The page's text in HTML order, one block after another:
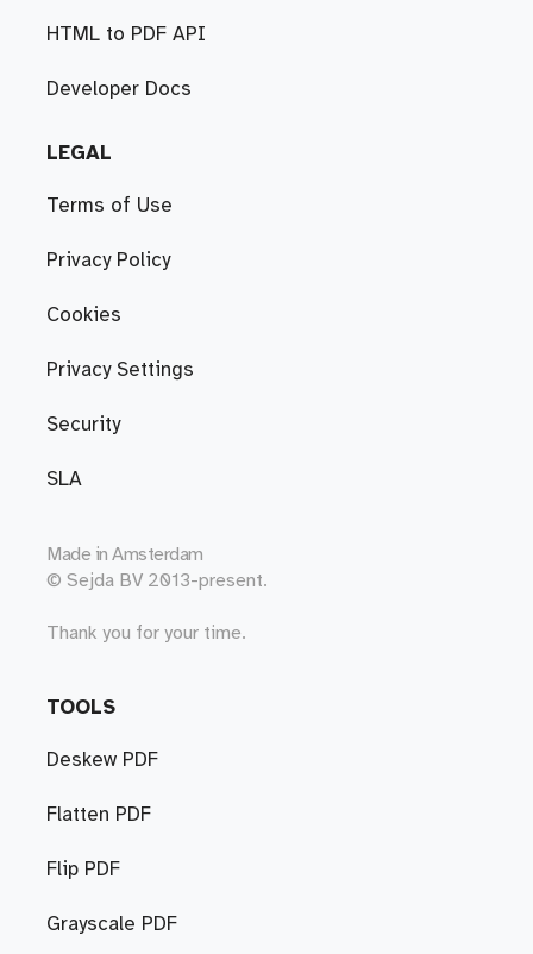
HTML to PDF API
Developer Docs
LEGAL
Terms of Use
Privacy Policy
Cookies
Privacy Settings
Security
SLA
Made in Amsterdam
© Sejda BV 2013-present.
Thank you for your time.
TOOLS
Deskew PDF
Flatten PDF
Flip PDF
Grayscale PDF